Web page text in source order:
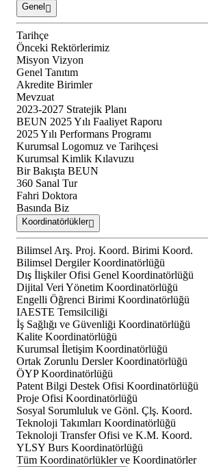
Genel
Tarihçe
Önceki Rektörlerimiz
Misyon Vizyon
Genel Tanıtım
Akredite Birimler
Mevzuat
2023-2027 Stratejik Planı
BEUN 2025 Yılı Faaliyet Raporu
2025 Yılı Performans Programı
Kurumsal Logomuz ve Tarihçesi
Kurumsal Kimlik Kılavuzu
Bir Bakışta BEUN
360 Sanal Tur
Fahri Doktora
Basında Biz
Koordinatörlükler
Bilimsel Arş. Proj. Koord. Birimi Koord.
Bilimsel Dergiler Koordinatörlüğü
Dış İlişkiler Ofisi Genel Koordinatörlüğü
Dijital Veri Yönetim Koordinatörlüğü
Engelli Öğrenci Birimi Koordinatörlüğü
IAESTE Temsilciliği
İş Sağlığı ve Güvenliği Koordinatörlüğü
Kalite Koordinatörlüğü
Kurumsal İletişim Koordinatörlüğü
Ortak Zorunlu Dersler Koordinatörlüğü
ÖYP Koordinatörlüğü
Patent Bilgi Destek Ofisi Koordinatörlüğü
Proje Ofisi Koordinatörlüğü
Sosyal Sorumluluk ve Gönl. Çlş. Koord.
Teknoloji Takımları Koordinatörlüğü
Teknoloji Transfer Ofisi ve K.M. Koord.
YLSY Burs Koordinatörlüğü
Tüm Koordinatörlükler ve Koordinatörler